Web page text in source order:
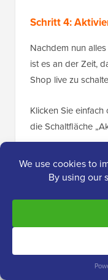
Schritt 4:
Nachdem nun
ist es an der Zeit,
Shop live zu
Klicken Sie
die Schaltfläche
Von nun an sehen
besuchen, auf der